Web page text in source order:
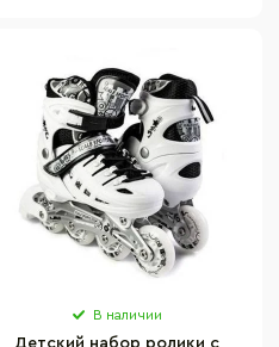
В наличии
Детский набор ролики с